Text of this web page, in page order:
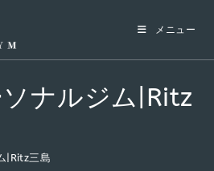
メニュー
ナルジム|Ritz
|Ritz三島